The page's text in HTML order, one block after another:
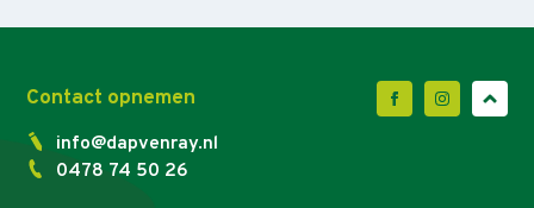
Contact opnemen
info@dapvenray.nl
0478 74 50 26